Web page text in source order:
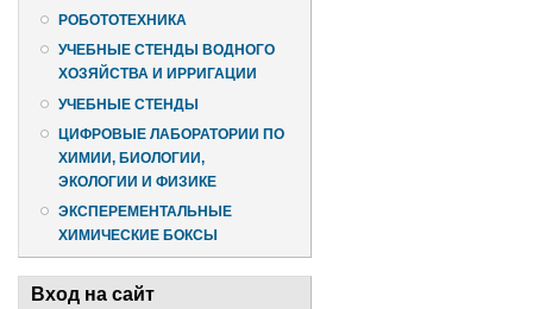
РОБОТОТЕХНИКА
УЧЕБНЫЕ СТЕНДЫ ВОДНОГО
ХОЗЯЙСТВА И ИРРИГАЦИИ
УЧЕБНЫЕ СТЕНДЫ
ЦИФРОВЫЕ ЛАБОРАТОРИИ ПО
ХИМИИ, БИОЛОГИИ,
ЭКОЛОГИИ И ФИЗИКЕ
ЭКСПЕРЕМЕНТАЛЬНЫЕ
ХИМИЧЕСКИЕ БОКСЫ
Вход на сайт